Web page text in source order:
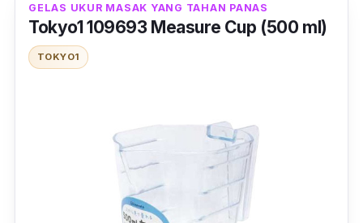
Gelas ukur ini memiliki gagang melengkung,
dan corong kecil di salah satu sisi gelasnya.
Jadi saat digengam tidak mudah untuk
GELAS UKUR MASAK YANG TAHAN PANAS
Tokyo1 109693 Measure Cup (500 ml)
TOKYO1